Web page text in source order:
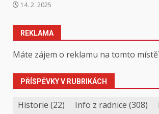
14. 2. 2025
REKLAMA
Máte zájem o reklamu na tomto
PŘÍSPĚVKY V RUBRIKÁCH
Historie (22) Info z radnice (308)